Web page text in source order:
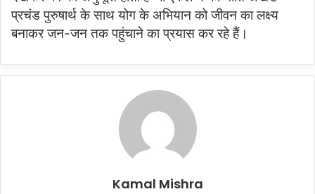
प्रचंड पुरुषार्थ के साथ योग के अभियान को जीवन का लक्ष्य
बनाकर जन-जन तक पहुंचाने का प्रयास कर रहे हैं।
Kamal Mishra